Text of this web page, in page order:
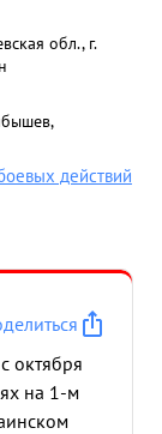
обл., г.
действий
октября
на 1-м